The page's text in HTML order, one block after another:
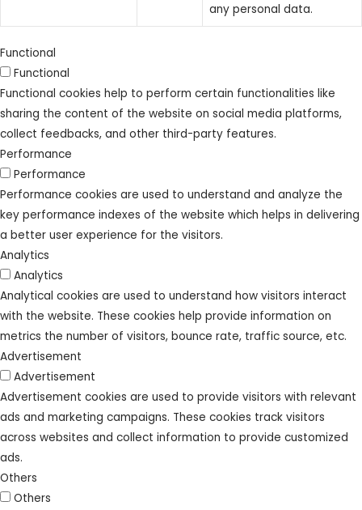
any personal data.
Functional
Functional
Functional cookies help to perform certain functionalities like
sharing the content of the website on social media platforms,
collect feedbacks, and other third-party features.
Performance
Performance
Performance cookies are used to understand and analyze the
key performance indexes of the website which helps in delivering
a better user experience for the visitors.
Analytics
Analytics
Analytical cookies are used to understand how visitors interact
with the website. These cookies help provide information on
metrics the number of visitors, bounce rate, traffic source, etc.
Advertisement
Advertisement
Advertisement cookies are used to provide visitors with relevant
ads and marketing campaigns. These cookies track visitors
across websites and collect information to provide customized
ads.
Others
Others